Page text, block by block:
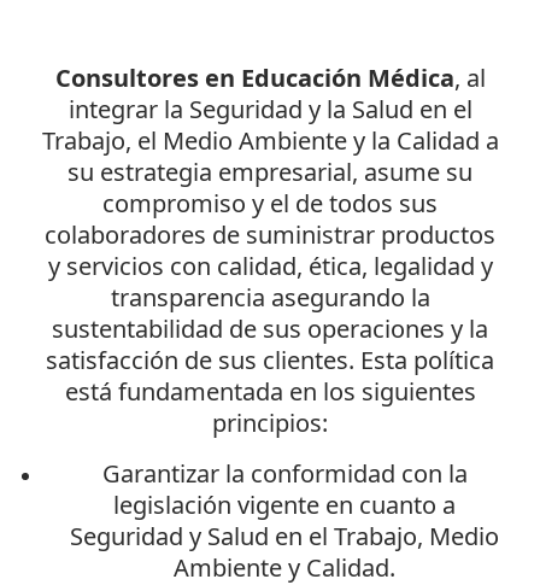
Consultores en Educación Médica, al
integrar la Seguridad y la Salud en el
Trabajo, el Medio Ambiente y la Calidad a
su estrategia empresarial, asume su
compromiso y el de todos sus
colaboradores de suministrar productos
y servicios con calidad, ética, legalidad y
transparencia asegurando la
sustentabilidad de sus operaciones y la
satisfacción de sus clientes. Esta política
está fundamentada en los siguientes
principios:
Garantizar la conformidad con la
legislación vigente en cuanto a
Seguridad y Salud en el Trabajo, Medio
Ambiente y Calidad.